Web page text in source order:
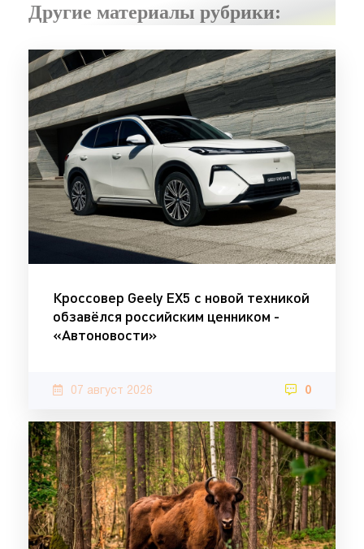
Другие материалы рубрики:
Кроссовер Geely EX5 с новой техникой
обзавёлся российским ценником -
«Автоновости»
07 август 2026 0